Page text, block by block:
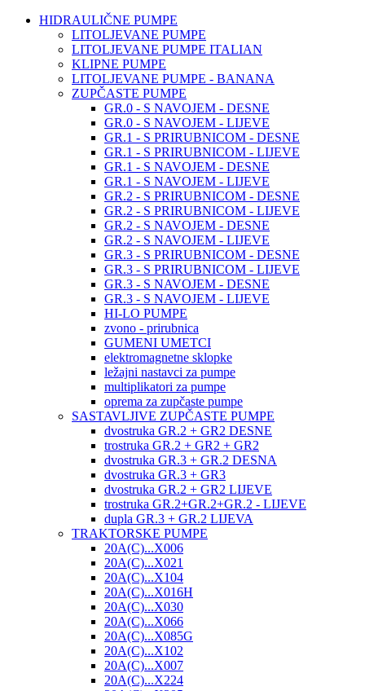
HIDRAULIČNE PUMPE
LITOLJEVANE PUMPE
LITOLJEVANE PUMPE ITALIAN
KLIPNE PUMPE
LITOLJEVANE PUMPE - BANANA
ZUPČASTE PUMPE
GR.0 - S NAVOJEM - DESNE
GR.0 - S NAVOJEM - LIJEVE
GR.1 - S PRIRUBNICOM - DESNE
GR.1 - S PRIRUBNICOM - LIJEVE
GR.1 - S NAVOJEM - DESNE
GR.1 - S NAVOJEM - LIJEVE
GR.2 - S PRIRUBNICOM - DESNE
GR.2 - S PRIRUBNICOM - LIJEVE
GR.2 - S NAVOJEM - DESNE
GR.2 - S NAVOJEM - LIJEVE
GR.3 - S PRIRUBNICOM - DESNE
GR.3 - S PRIRUBNICOM - LIJEVE
GR.3 - S NAVOJEM - DESNE
GR.3 - S NAVOJEM - LIJEVE
HI-LO PUMPE
zvono - prirubnica
GUMENI UMETCI
elektromagnetne sklopke
ležajni nastavci za pumpe
multiplikatori za pumpe
oprema za zupčaste pumpe
SASTAVLJIVE ZUPČASTE PUMPE
dvostruka GR.2 + GR2 DESNE
trostruka GR.2 + GR2 + GR2
dvostruka GR.3 + GR.2 DESNA
dvostruka GR.3 + GR3
dvostruka GR.2 + GR2 LIJEVE
trostruka GR.2+GR.2+GR.2 - LIJEVE
dupla GR.3 + GR.2 LIJEVA
TRAKTORSKE PUMPE
20A(C)...X006
20A(C)...X021
20A(C)...X104
20A(C)...X016H
20A(C)...X030
20A(C)...X066
20A(C)...X085G
20A(C)...X102
20A(C)...X007
20A(C)...X224